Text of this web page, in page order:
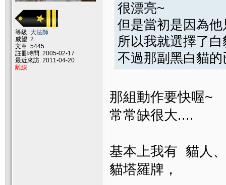
等級: 大法師
威望: 2
文章: 5445
註冊時間: 2005-02-17
最近來訪: 2011-04-20
離線
很漂亮~
但是當初是因為他
所以我就選擇了
不過那副黑白貓
那組動作要快喔~
常常缺很大....
基本上我有 貓人
貓塔羅牌，